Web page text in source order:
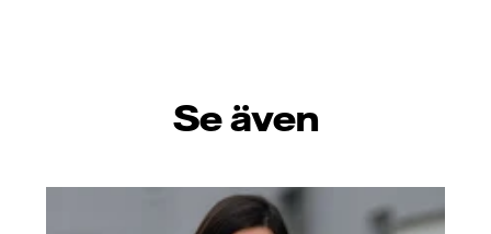
Se även